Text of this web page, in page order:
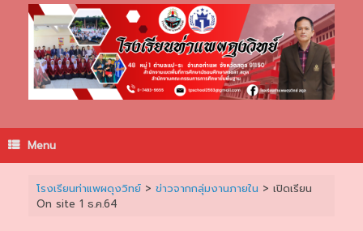
Menu
โรงเรียนท่าแพผดุงวิทย์> ข่าวจากกลุ่มงานภายใน > เปิดเรียน
On site 1 ธ.ค.64